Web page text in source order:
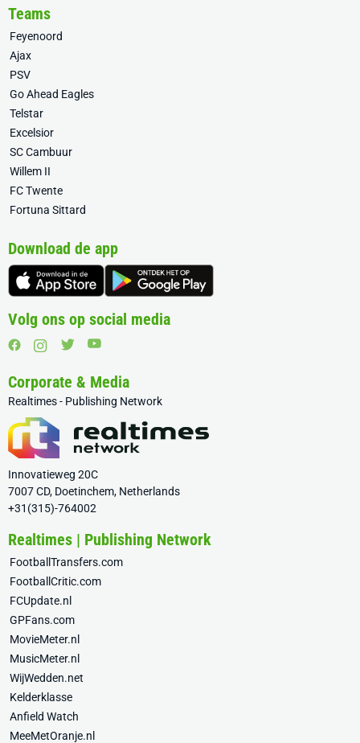
Teams
Feyenoord
Ajax
PSV
Go Ahead Eagles
Telstar
Excelsior
SC Cambuur
Willem II
FC Twente
Fortuna Sittard
Download de app
Volg ons op social media
Corporate & Media
Realtimes - Publishing Network
Innovatieweg 20C
7007 CD, Doetinchem, Netherlands
+31(315)-764002
Realtimes | Publishing Network
FootballTransfers.com
FootballCritic.com
FCUpdate.nl
GPFans.com
MovieMeter.nl
MusicMeter.nl
WijWedden.net
Kelderklasse
Anfield Watch
MeeMetOranje.nl